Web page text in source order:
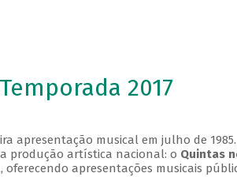
2017
apresentação musical em julho de
produção artística nacional: o Quintas
apresentações musicais